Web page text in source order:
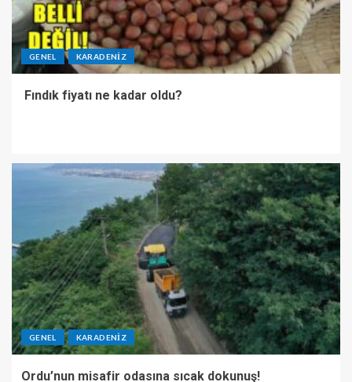
GENEL KARADENIZ
Fındık fiyatı ne kadar oldu?
GENEL KARADENIZ
Ordu’nun misafir odasına sıcak dokunuş!